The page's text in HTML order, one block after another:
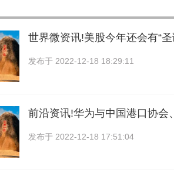
世界微资讯!美股今年还会有“圣
发布于 2022-12-18 18:29:11
前沿资讯!华为与中国港口协会
发布于 2022-12-18 17:51:04